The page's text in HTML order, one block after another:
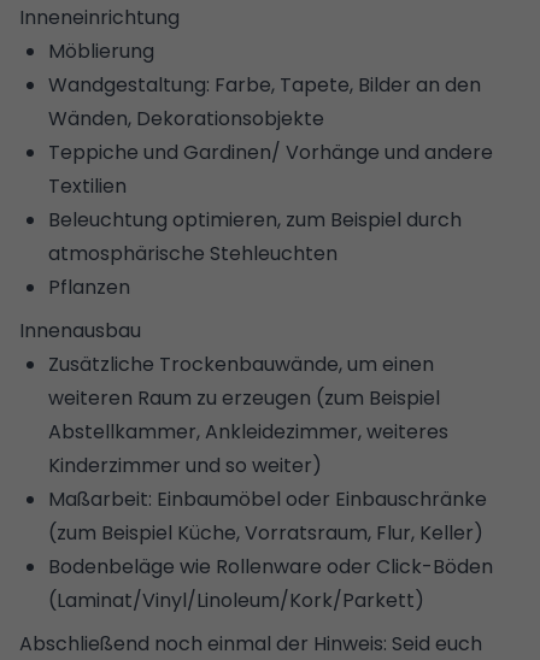
Inneneinrichtung
Möblierung
Wandgestaltung: Farbe, Tapete, Bilder an den
Wänden, Dekorationsobjekte
Teppiche und Gardinen/ Vorhänge und andere
Textilien
Beleuchtung optimieren, zum Beispiel durch
atmosphärische Stehleuchten
Pflanzen
Innenausbau
Zusätzliche Trockenbauwände, um einen
weiteren Raum zu erzeugen (zum Beispiel
Abstellkammer, Ankleidezimmer, weiteres
Kinderzimmer und so weiter)
Maßarbeit: Einbaumöbel oder Einbauschränke
(zum Beispiel Küche, Vorratsraum, Flur, Keller)
Bodenbeläge wie Rollenware oder Click-Böden
(Laminat/Vinyl/Linoleum/Kork/Parkett)
Abschließend noch einmal der Hinweis: Seid euch